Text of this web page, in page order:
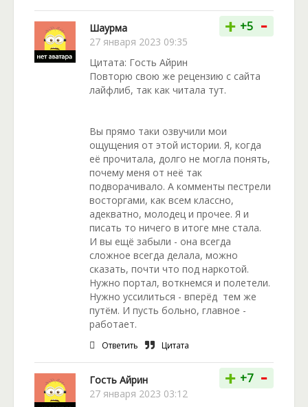
Шаурма
27 января 2023 09:35
+ +5 -
Цитата: Гость Айрин
Повторю свою же рецензию с сайта
лайфлиб, так как читала тут.
Вы прямо таки озвучили мои
ощущения от этой истории. Я, когда
её прочитала, долго не могла понять,
почему меня от неё так
подворачивало. А комменты пестрели
восторгами, как всем классно,
адекватно, молодец и прочее. Я и
писать то ничего в итоге мне стала.
И вы ещё забыли - она всегда
сложное всегда делала, можно
сказать, почти что под наркотой.
Нужно портал, воткнемся и полетели.
Нужно уссилиться - вперёд тем же
путём. И пусть больно, главное -
работает.
Ответить Цитата
Гость Айрин
27 января 2023 03:12
+ +7 -